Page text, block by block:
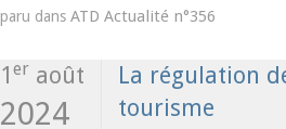
paru dans ATD Actualité n°356
1 er août
2024
La régulation
tourisme